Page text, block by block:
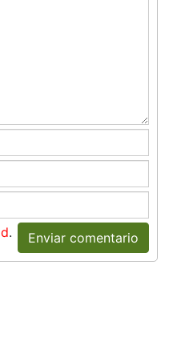
. Enviar comentario